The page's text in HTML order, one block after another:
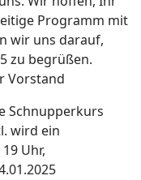
Programm mit
wir uns darauf,
zu begrüßen.
Vorstand
Schnupperkurs
wird ein
Uhr,